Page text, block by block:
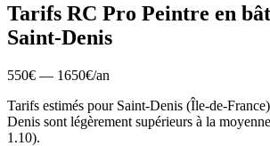
Tarifs RC Pro Peintre en
Saint-Denis
550€ — 1650€/an
Tarifs estimés pour Saint-Denis (Île-de-France
Denis sont légèrement supérieurs à la
1.10).